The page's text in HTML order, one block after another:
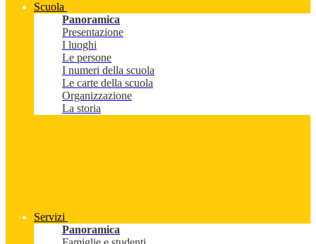
Scuola
Panoramica
Presentazione
I luoghi
Le persone
I numeri della scuola
Le carte della scuola
Organizzazione
La storia
Servizi
Panoramica